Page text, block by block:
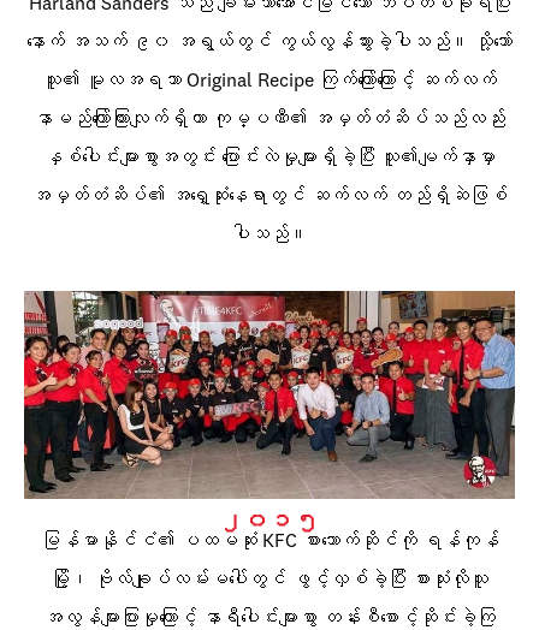
Harland Sanders သည် ချမ်းသာအောင်မြင်သော ဘဝတစ်ခုရပြီး
နောက် အသက် ၉၀ အရွယ်တွင် ကွယ်လွန်သွားခဲ့ပါသည်။ သို့သော်
သူ၏ မူလအရသာ Original Recipe ကြက်‌ကြော်ကြောင့် ဆက်လက်
နာမည်ကြော်ကြားလျက်ရှိကာ ကုမ္ပဏီ၏ အမှတ်တံဆိပ်သည်လည်း
နှစ်ပေါင်းများစွာအတွင်း ပြောင်းလဲမှုများရှိခဲ့ပြီး သူ၏မျက်နှာမှာ
အမှတ်တံဆိပ်၏ အရှေ့ဆုံးနေရာတွင် ဆက်လက် တည်ရှိဆဲဖြစ်
ပါသည်။
၂၀၁၅
မြန်မာနိုင်ငံ၏ ပထမဆုံး KFC စားသောက်ဆိုင်ကို ရန်ကုန်
မြို့၊ ဗိုလ်ချုပ်လမ်းမပေါ်တွင် ဖွင့်လှစ်ခဲ့ပြီး စားသုံးလိုသူ
အလွန်များပြားမှုကြောင့် နာရီပေါင်းများစွာ တန်းစီစောင့်ဆိုင်းခဲ့ကြ